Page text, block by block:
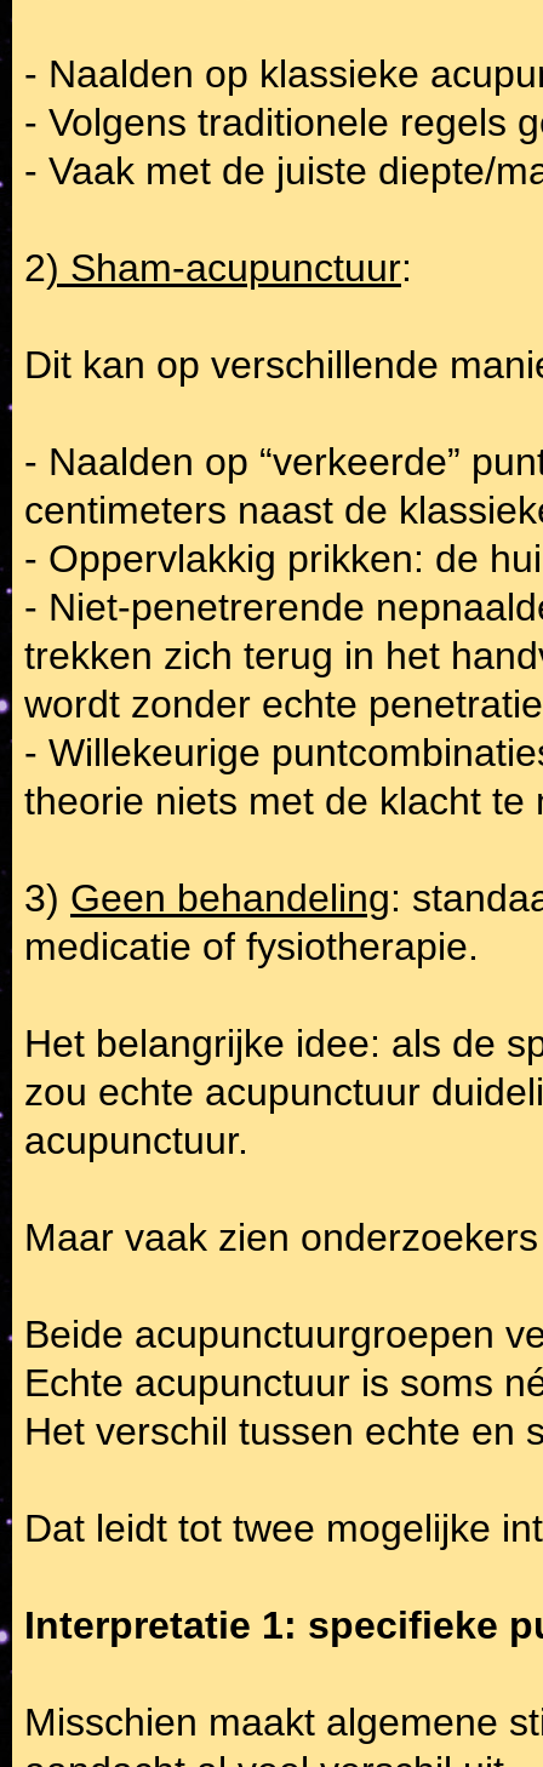
- Naalden op klassieke
- Volgens traditionele regels
- Vaak met de juiste diepte/
2) Sham-acupunctuur:
Dit kan op verschillende
- Naalden op “verkeerde”
centimeters naast de
- Oppervlakkig prikken: de
- Niet-penetrerende
trekken zich terug in het
wordt zonder echte
- Willekeurige
theorie niets met de klacht te
3) Geen behandeling:
medicatie of fysiotherapie.
Het belangrijke idee: als de
zou echte acupunctuur
acupunctuur.
Maar vaak zien
Beide acupunctuurgroepen
Echte acupunctuur is soms
Het verschil tussen echte en
Dat leidt tot twee mogelijke
Interpretatie 1: specifieke
Misschien maakt algemene